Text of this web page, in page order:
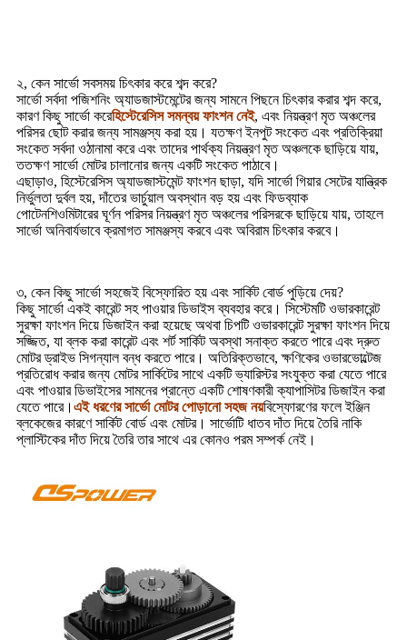
২, কেন সার্ভো সবসময় চিৎকার করে শব্দ করে?
সার্ভো সর্বদা পজিশনিং অ্যাডজাস্টমেন্টের জন্য সামনে পিছনে চিৎকার করার শব্দ করে,
কারণ কিছু সার্ভো করেহিস্টেরেসিস সমন্বয় ফাংশন নেই, এবং নিয়ন্ত্রণ মৃত অঞ্চলের
পরিসর ছোট করার জন্য সামঞ্জস্য করা হয়। যতক্ষণ ইনপুট সংকেত এবং প্রতিক্রিয়া
সংকেত সর্বদা ওঠানামা করে এবং তাদের পার্থক্য নিয়ন্ত্রণ মৃত অঞ্চলকে ছাড়িয়ে যায়,
ততক্ষণ সার্ভো মোটর চালানোর জন্য একটি সংকেত পাঠাবে।
এছাড়াও, হিস্টেরেসিস অ্যাডজাস্টমেন্ট ফাংশন ছাড়া, যদি সার্ভো গিয়ার সেটের যান্ত্রিক
নির্ভুলতা দুর্বল হয়, দাঁতের ভার্চুয়াল অবস্থান বড় হয় এবং ফিডব্যাক
পোটেনশিওমিটারের ঘূর্ণন পরিসর নিয়ন্ত্রণ মৃত অঞ্চলের পরিসরকে ছাড়িয়ে যায়, তাহলে
সার্ভো অনিবার্যভাবে ক্রমাগত সামঞ্জস্য করবে এবং অবিরাম চিৎকার করবে।
৩, কেন কিছু সার্ভো সহজেই বিস্ফোরিত হয় এবং সার্কিট বোর্ড পুড়িয়ে দেয়?
কিছু সার্ভো একই কারেন্ট সহ পাওয়ার ডিভাইস ব্যবহার করে। সিস্টেমটি ওভারকারেন্ট
সুরক্ষা ফাংশন দিয়ে ডিজাইন করা হয়েছে অথবা চিপটি ওভারকারেন্ট সুরক্ষা ফাংশন দিয়ে
সজ্জিত, যা ব্লক করা কারেন্ট এবং শর্ট সার্কিট অবস্থা সনাক্ত করতে পারে এবং দ্রুত
মোটর ড্রাইভ সিগন্যাল বন্ধ করতে পারে। অতিরিক্তভাবে, ক্ষণিকের ওভারভোল্টেজ
প্রতিরোধ করার জন্য মোটর সার্কিটের সাথে একটি ভ্যারিস্টর সংযুক্ত করা যেতে পারে
এবং পাওয়ার ডিভাইসের সামনের প্রান্তে একটি শোষণকারী ক্যাপাসিটর ডিজাইন করা
যেতে পারে। এই ধরণের সার্ভো মোটর পোড়ানো সহজ নয়বিস্ফোরণের ফলে ইঞ্জিন
ব্লকেজের কারণে সার্কিট বোর্ড এবং মোটর। সার্ভোটি ধাতব দাঁত দিয়ে তৈরি নাকি
প্লাস্টিকের দাঁত দিয়ে তৈরি তার সাথে এর কোনও পরম সম্পর্ক নেই।